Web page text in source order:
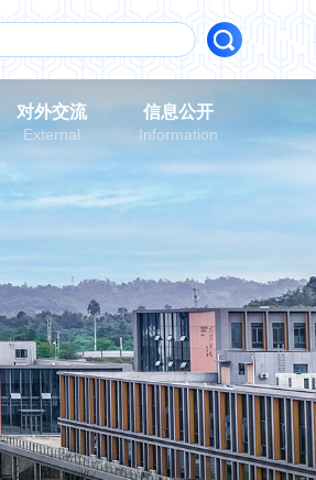
对外交流
External
信息公开
Information